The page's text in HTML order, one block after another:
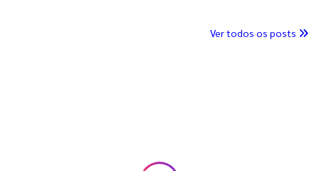
Ver todos os posts